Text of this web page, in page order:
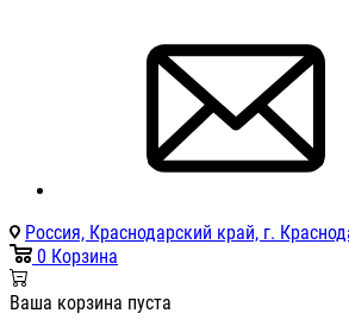
Россия, Краснодарский край, г.
0 Корзина
Ваша корзина пуста